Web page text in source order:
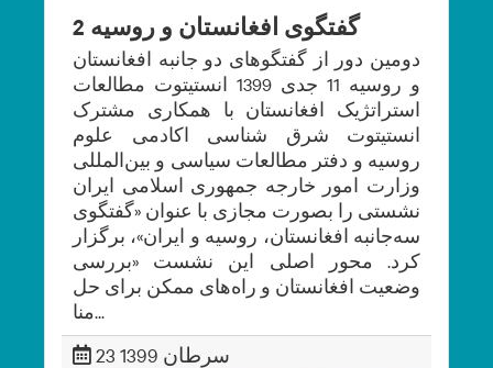
h
گفتگوی افغانستان و روسیه 2
دومین دور از گفتگوهای دو جانبه افغانستان
و روسیه 11 جدی 1399 انستیتوت مطالعات
استراتژیک افغانستان با همکاری مشترک
انستیتوت شرق شناسی اکادمی علوم
روسیه و دفتر مطالعات سیاسی و بین‌المللی
وزارت امور خارجه جمهوری اسلامی ایران
نشستی را بصورت مجازی با عنوان «گفتگوی
سه‌جانبه افغانستان، روسیه و ایران»، برگزار
کرد. محور اصلی این نشست «بررسی
وضعیت افغانستان و راه‌های ممکن برای حل
منا...
23 سرطان 1399